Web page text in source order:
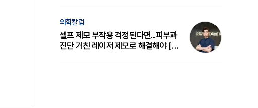
의학칼럼
셀프 제모 부작용 걱정된다면...피부과
진단 거친 레이저 제모로 해결해야 [변